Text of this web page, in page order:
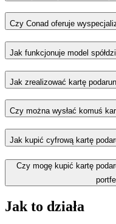
Czy Conad oferuje
Jak funkcjonuje model
Jak zrealizować kartę
Czy można wysłać komuś
Jak kupić cyfrową kartę
Czy mogę kupić kartę
Jak to działa